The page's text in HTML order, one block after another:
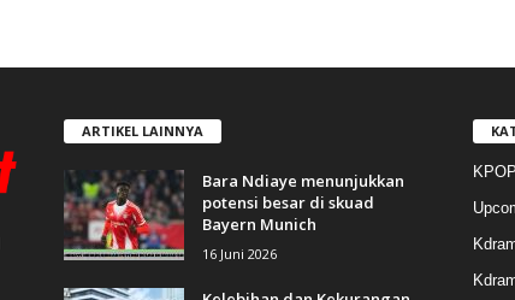
ARTIKEL LAINNYA
Bara Ndiaye menunjukkan
potensi besar di skuad
Bayern Munich
16 Juni 2026